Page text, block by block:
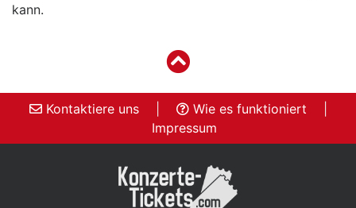
kann.
Kontaktiere uns Wie es funktioniert
Impressum